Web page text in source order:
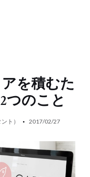
を積むた
つのこと
ト） 2017/02/27